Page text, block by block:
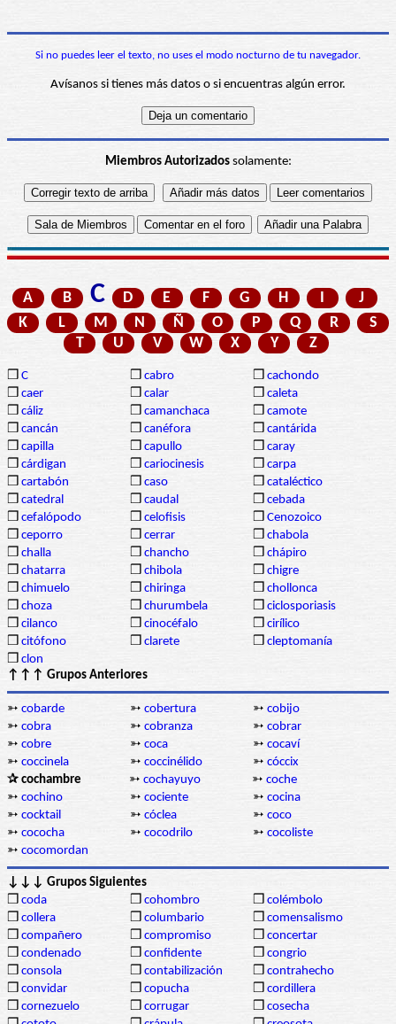
Si no puedes leer el texto, no uses el modo nocturno de tu navegador.
Avísanos si tienes más datos o si encuentras algún error.
Miembros Autorizadossolamente:
A B C D E F G H I
J
K
L M N Ñ O P Q R
S
T
U V W X Y Z
❒ C ❒ cabro ❒ cachondo
❒ caer ❒ calar ❒ caleta
❒ cáliz ❒ camanchaca ❒ camote
❒ cancán ❒ canéfora ❒ cantárida
❒ capilla ❒ capullo ❒ caray
❒ cárdigan ❒ cariocinesis ❒ carpa
❒ cartabón ❒ caso ❒ cataléctico
❒ catedral ❒ caudal ❒ cebada
❒ cefalópodo ❒ celofisis ❒ Cenozoico
❒ ceporro ❒ cerrar ❒ chabola
❒ challa ❒ chancho ❒ chápiro
❒ chatarra ❒ chibola ❒ chigre
❒ chimuelo ❒ chiringa ❒ chollonca
❒ choza ❒ churumbela ❒ ciclosporiasis
❒ cilanco ❒ cinocéfalo ❒ cirílico
❒ citófono ❒ clarete ❒ cleptomanía
❒ clon
↑↑↑ Grupos Anteriores
➳ cobarde ➳ cobertura ➳ cobijo
➳ cobra ➳ cobranza ➳ cobrar
➳ cobre ➳ coca ➳ cocaví
➳ coccinela ➳ coccinélido ➳ cóccix
✰ cochambre
➳ cochayuyo ➳ coche
➳ cochino ➳ cociente ➳ cocina
➳ cocktail ➳ cóclea ➳ coco
➳ cococha ➳ cocodrilo ➳ cocoliste
➳ cocomordan
↓↓↓ Grupos Siguientes
❒ coda ❒ cohombro ❒ colémbolo
❒ collera ❒ columbario ❒ comensalismo
❒ compañero ❒ compromiso ❒ concertar
❒ condenado ❒ confidente ❒ congrio
❒ consola ❒ contabilización ❒ contrahecho
❒ convidar ❒ copucha ❒ cordillera
❒ cornezuelo ❒ corrugar ❒ cosecha